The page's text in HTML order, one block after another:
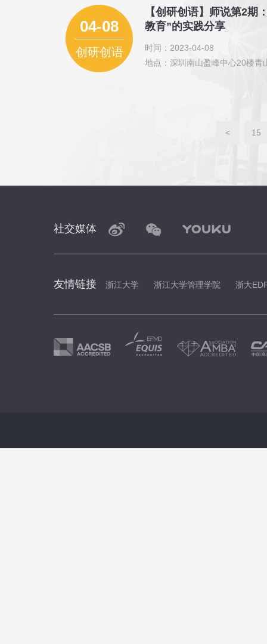
04-08
创研创语
【创研创语】师说第2
教育”的实践分享
时间：2023-04-08
地点：深圳南山盈峰中心20楼青
< 15
社交媒体
友情链接 浙江大学 浙江大学管理学院 浙大